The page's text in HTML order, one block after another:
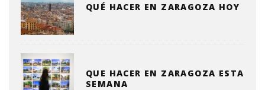
QUÉ HACER EN ZARAGOZA HOY
QUE HACER EN ZARAGOZA ESTA
SEMANA